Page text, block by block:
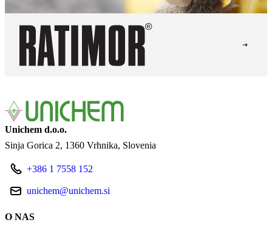
Unichem d.o.o.
Sinja Gorica 2 1360 Vrhnika Slovenia
+386 1 7558 152
unichem@unichem.si
O NAS